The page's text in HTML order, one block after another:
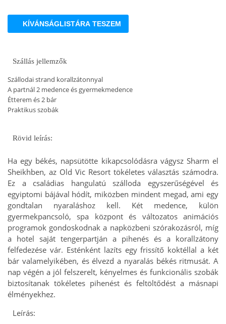
KÍVÁNSÁGLISTÁRA TESZEM
Szállás jellemzők
Szállodai strand korallzátonnyal
A partnál 2 medence és gyermekmedence
Étterem és 2 bár
Praktikus szobák
Rövid leírás:
Ha egy békés, napsütötte kikapcsolódásra vágysz Sharm el
Sheikhben, az Old Vic Resort tökéletes választás számodra.
Ez a családias hangulatú szálloda egyszerűségével és
egyiptomi bájával hódít, miközben mindent megad, ami egy
gondtalan nyaraláshoz kell. Két medence, külön
gyermekpancsoló, spa központ és változatos animációs
programok gondoskodnak a napközbeni szórakozásról, míg
a hotel saját tengerpartján a pihenés és a korallzátony
felfedezése vár. Esténként lazíts egy frissítő koktéllal a két
bár valamelyikében, és élvezd a nyaralás békés ritmusát. A
nap végén a jól felszerelt, kényelmes és funkcionális szobák
biztosítanak tökéletes pihenést és feltöltődést a másnapi
élményekhez.
Leírás: